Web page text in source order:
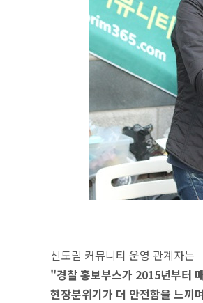
신도림 커뮤니티 운영 관계자는
"경찰 홍보부스가 2015년부터
현장분위기가 더 안전함을 느끼